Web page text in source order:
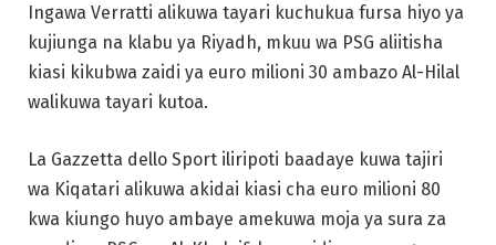
Ingawa Verratti alikuwa tayari kuchukua fursa hiyo ya
kujiunga na klabu ya Riyadh, mkuu wa PSG aliitisha
kiasi kikubwa zaidi ya euro milioni 30 ambazo Al-Hilal
walikuwa tayari kutoa.
La Gazzetta dello Sport iliripoti baadaye kuwa tajiri
wa Kiqatari alikuwa akidai kiasi cha euro milioni 80
kwa kiungo huyo ambaye amekuwa moja ya sura za